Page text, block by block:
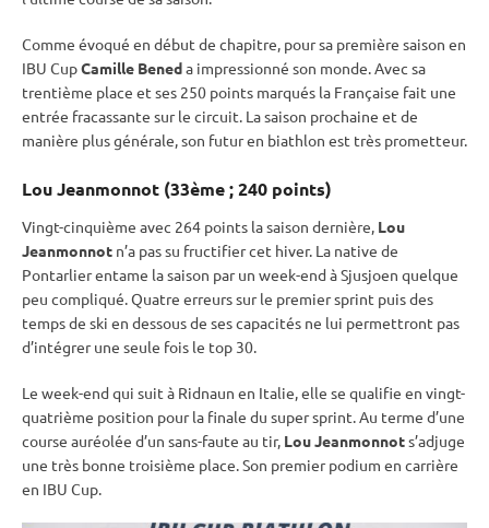
Comme évoqué en début de chapitre, pour sa première saison en
IBU CupCamille Beneda impressionné son monde. Avec sa
trentième place et ses 250 points marqués la Française fait une
entrée fracassante sur le circuit. La saison prochaine et de
manière plus générale, son futur en biathlon est très prometteur.
Lou Jeanmonnot (33ème ; 240 points)
Vingt-cinquième avec 264 points la saison dernière, Lou
Jeanmonnot n’a pas su fructifier cet hiver. La native de
Pontarlier entame la saison par un week-end à Sjusjoen quelque
peu compliqué. Quatre erreurs sur le premiersprint puis des
temps de ski en dessous de ses capacités ne lui permettront pas
d’intégrer une seule fois le top 30.
Le week-end qui suit à Ridnaun en Italie, elle se qualifie en vingt-
quatrième position pour la finale du supersprint. Au terme d’une
course auréolée d’un sans-faute au tir, Lou Jeanmonnots’adjuge
une très bonne troisième place. Son premier podium en carrière
en IBU Cup.